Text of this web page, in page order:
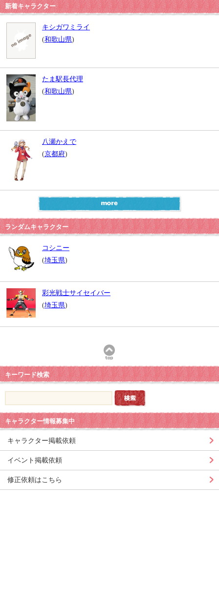
新着キャラクター
キシガワミライ
(和歌山県)
たま駅長代理
(和歌山県)
八瀬かえで
(京都府)
ランダムキャラクター
コシニー
(埼玉県)
彩光戦士サイセイバー
(埼玉県)
キーワード検索
キャラクター情報募集中
キャラクター掲載依頼
イベント掲載依頼
修正依頼はこちら